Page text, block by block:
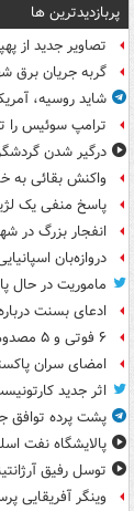
پربازدیدترین ها
تصاویر جدید از
گربه جریان برق
شاید روسیه،
ترامپ سوئیس را
درگیر شدن
واکنش بقائی به
پاسخ منفی یک
انفجار بزرگ در
دروازه‌بان
ماموریت در حال
ادعای بسنت
۶ فوتی و ۵ مصدوم بر اثر تصادف زنجیره‌ای
امضای سران
اثر جدید
پشت پرده توافق
پالایشگاه نفت
توسل رفیق
وینگر آفریقایی